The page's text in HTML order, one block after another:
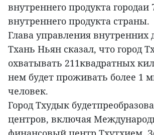
внутреннего продукта городаи
внутреннего продукта страны.
Глава управления внутренних
Тхань Ньян сказал, что город
охватывать 211квадратных
нем будет проживать более 1
человек.
Город Тхудык
центров, включая